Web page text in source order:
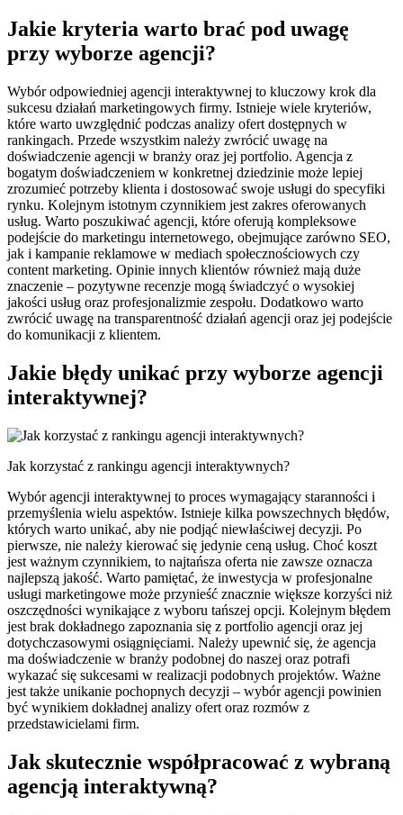
Jakie kryteria warto brać pod uwagę
przy wyborze agencji?
Wybór odpowiedniej agencji interaktywnej to kluczowy krok dla
sukcesu działań marketingowych firmy. Istnieje wiele kryteriów,
które warto uwzględnić podczas analizy ofert dostępnych w
rankingach. Przede wszystkim należy zwrócić uwagę na
doświadczenie agencji w branży oraz jej portfolio. Agencja z
bogatym doświadczeniem w konkretnej dziedzinie może lepiej
zrozumieć potrzeby klienta i dostosować swoje usługi do specyfiki
rynku. Kolejnym istotnym czynnikiem jest zakres oferowanych
usług. Warto poszukiwać agencji, które oferują kompleksowe
podejście do marketingu internetowego, obejmujące zarówno SEO,
jak i kampanie reklamowe w mediach społecznościowych czy
content marketing. Opinie innych klientów również mają duże
znaczenie – pozytywne recenzje mogą świadczyć o wysokiej
jakości usług oraz profesjonalizmie zespołu. Dodatkowo warto
zwrócić uwagę na transparentność działań agencji oraz jej podejście
do komunikacji z klientem.
Jakie błędy unikać przy wyborze agencji
interaktywnej?
Jak korzystać z rankingu agencji interaktywnych?
Wybór agencji interaktywnej to proces wymagający staranności i
przemyślenia wielu aspektów. Istnieje kilka powszechnych błędów,
których warto unikać, aby nie podjąć niewłaściwej decyzji. Po
pierwsze, nie należy kierować się jedynie ceną usług. Choć koszt
jest ważnym czynnikiem, to najtańsza oferta nie zawsze oznacza
najlepszą jakość. Warto pamiętać, że inwestycja w profesjonalne
usługi marketingowe może przynieść znacznie większe korzyści niż
oszczędności wynikające z wyboru tańszej opcji. Kolejnym błędem
jest brak dokładnego zapoznania się z portfolio agencji oraz jej
dotychczasowymi osiągnięciami. Należy upewnić się, że agencja
ma doświadczenie w branży podobnej do naszej oraz potrafi
wykazać się sukcesami w realizacji podobnych projektów. Ważne
jest także unikanie pochopnych decyzji – wybór agencji powinien
być wynikiem dokładnej analizy ofert oraz rozmów z
przedstawicielami firm.
Jak skutecznie współpracować z wybraną
agencją interaktywną?